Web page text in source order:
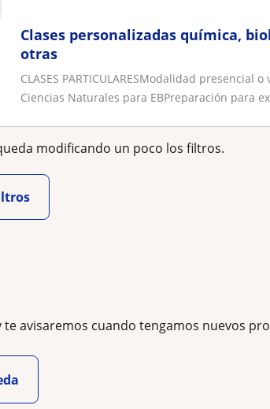
Clases personalizadas química,
otras
CLASES PARTICULARESModalidad
Ciencias Naturales para EBPreparación para
modificando un poco los filtros.
te avisaremos cuando tengamos nuevos